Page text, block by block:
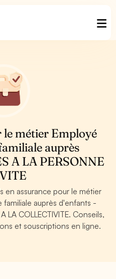
le métier Employé
auprès
A LA PERSONNE
en assurance pour le métier
familiale auprès d'enfants -
LA COLLECTIVITE. Conseils,
et souscriptions en ligne.